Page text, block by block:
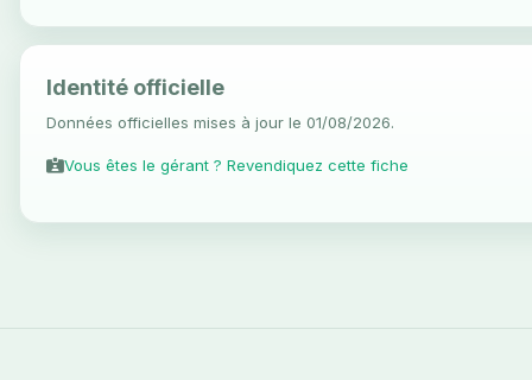
Identité officielle
Données officielles mises à jour le 01/08/2026.
Vous êtes le gérant ? Revendiquez cette fiche